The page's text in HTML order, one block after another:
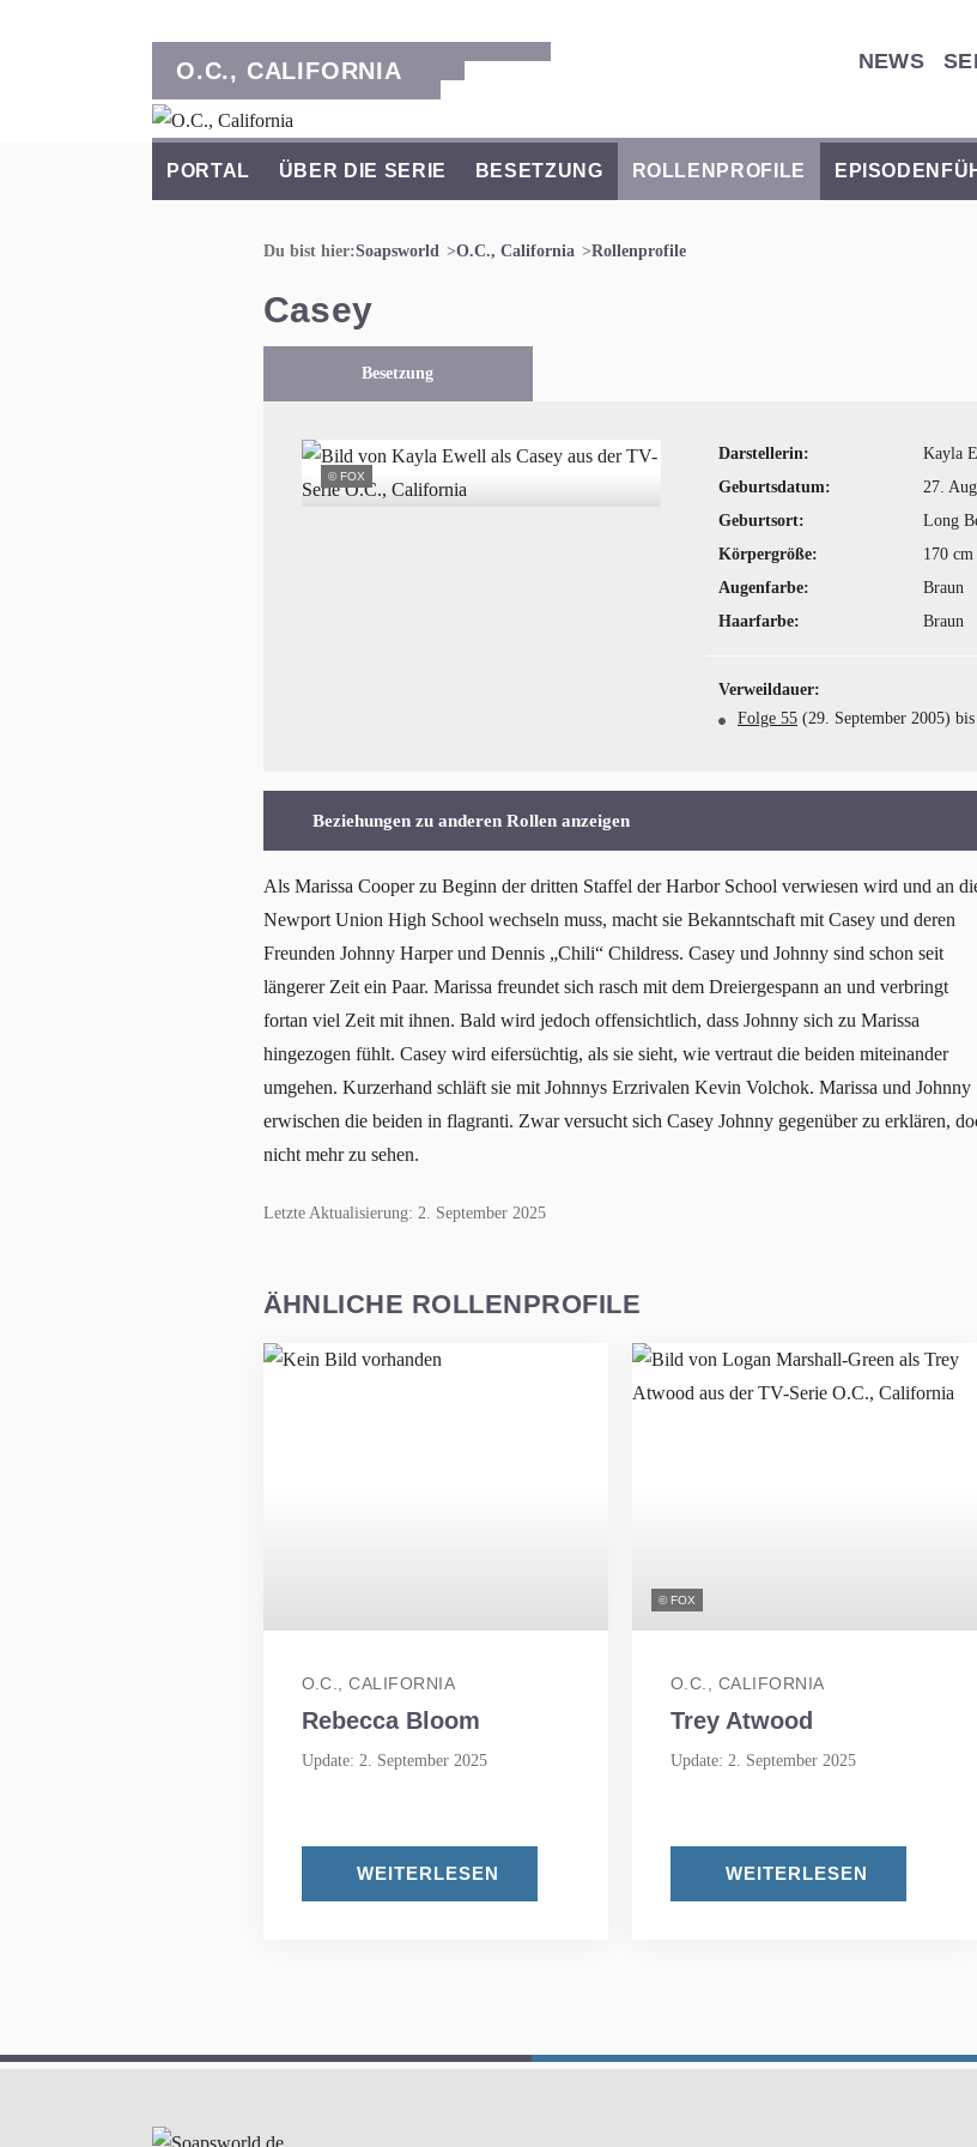
NEWS
O.C., CALIFORNIA
PORTAL ÜBER DIE SERIE BESETZUNG ROLLENPROFILE
Du bist hier:Soapsworld O.C., California Rollenprofile
Casey
Besetzung
© FOX
Darstellerin:
Kayla
Geburtsdatum:
27.
Geburtsort:
Long
Körpergröße:
170 cm
Augenfarbe:
Braun
Haarfarbe:
Braun
Verweildauer:
Folge 55 (29. September 2005) bis
Beziehungen zu anderen Rollen anzeigen
Als Marissa Cooper zu Beginn der dritten Staffel der Harbor School verwiesen wird und an
Newport Union High School wechseln muss, macht sie Bekanntschaft mit Casey und deren
Freunden Johnny Harper und Dennis „Chili“ Childress. Casey und Johnny sind schon seit
längerer Zeit ein Paar. Marissa freundet sich rasch mit dem Dreiergespann an und verbringt
fortan viel Zeit mit ihnen. Bald wird jedoch offensichtlich, dass Johnny sich zu Marissa
hingezogen fühlt. Casey wird eifersüchtig, als sie sieht, wie vertraut die beiden miteinander
umgehen. Kurzerhand schläft sie mit Johnnys Erzrivalen Kevin Volchok. Marissa und Johnny
erwischen die beiden in flagranti. Zwar versucht sich Casey Johnny gegenüber zu erklären,
nicht mehr zu sehen.
Letzte Aktualisierung: 2. September 2025
ÄHNLICHE ROLLENPROFILE
O.C., CALIFORNIA
Rebecca Bloom
Update: 2. September 2025
WEITERLESEN
© FOX
O.C., CALIFORNIA
Trey Atwood
Update: 2. September 2025
WEITERLESEN